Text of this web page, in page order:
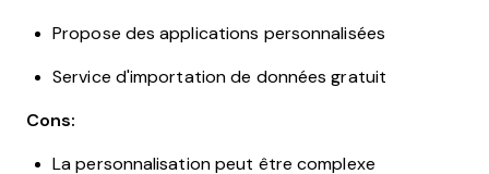
Propose des applications personnalisées
Service d'importation de données gratuit
Cons:
La personnalisation peut être complexe